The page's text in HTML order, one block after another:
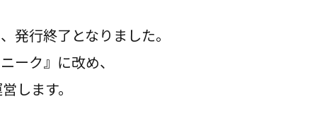
発行終了となりました。
ーク』に改め、
します。